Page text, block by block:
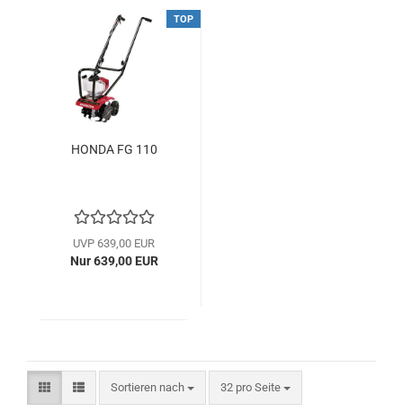
TOP
HONDA FG 110
UVP 639,00 EUR
Nur 639,00 EUR
Sortieren nach
Sortieren nach 32 pro Seite
pro Seite